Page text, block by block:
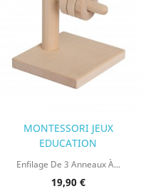
MONTESSORI JEUX
EDUCATION
Enfilage De 3 Anneaux À...
19,90 €